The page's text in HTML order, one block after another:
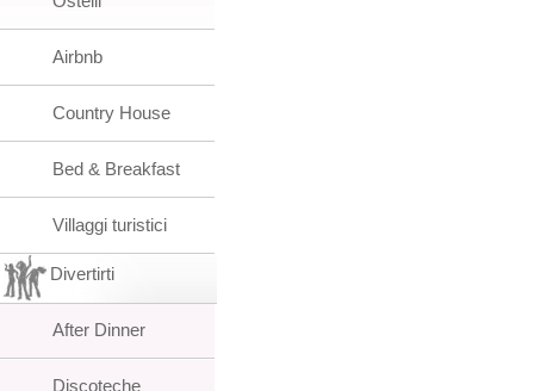
Airbnb
Country House
Bed & Breakfast
Villaggi turistici
Divertirti
After Dinner
Discoteche